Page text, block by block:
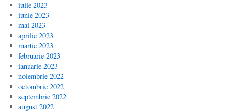
iulie 2023
iunie 2023
mai 2023
aprilie 2023
martie 2023
februarie 2023
ianuarie 2023
noiembrie 2022
octombrie 2022
septembrie 2022
august 2022